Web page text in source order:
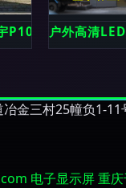
P10至P3组模解析
户外高清
金三村25幢负1-11
电子显示屏重